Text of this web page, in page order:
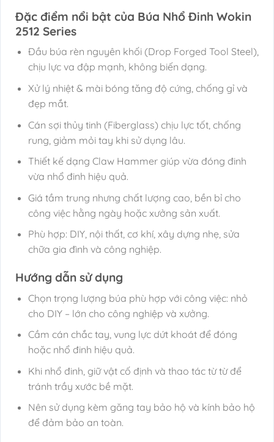
Đặc điểm nổi bật của Búa Nhổ Đinh Wokin
2512 Series
Đầu búa rèn nguyên khối (Drop Forged Tool Steel),
chịu lực va đập mạnh, không biến dạng.
Xử lý nhiệt & mài bóng tăng độ cứng, chống gỉ và
đẹp mắt.
Cán sợi thủy tinh (Fiberglass) chịu lực tốt, chống
rung, giảm mỏi tay khi sử dụng lâu.
Thiết kế dạng Claw Hammer giúp vừa đóng đinh
vừa nhổ đinh hiệu quả.
Giá tầm trung nhưng chất lượng cao, bền bỉ cho
công việc hằng ngày hoặc xưởng sản xuất.
Phù hợp: DIY, nội thất, cơ khí, xây dựng nhẹ, sửa
chữa gia đình và công nghiệp.
Hướng dẫn sử dụng
Chọn trọng lượng búa phù hợp với công việc: nhỏ
cho DIY – lớn cho công nghiệp và xưởng.
Cầm cán chắc tay, vung lực dứt khoát để đóng
hoặc nhổ đinh hiệu quả.
Khi nhổ đinh, giữ vật cố định và thao tác từ từ để
tránh trầy xước bề mặt.
Nên sử dụng kèm găng tay bảo hộ và kính bảo hộ
để đảm bảo an toàn.